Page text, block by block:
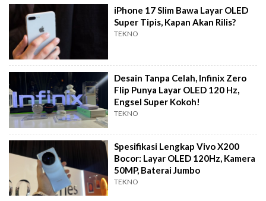
iPhone 17 Slim Bawa Layar OLED
Super Tipis, Kapan Akan Rilis?
TEKNO
Desain Tanpa Celah, Infinix Zero
Flip Punya Layar OLED 120 Hz,
Engsel Super Kokoh!
TEKNO
Spesifikasi Lengkap Vivo X200
Bocor: Layar OLED 120Hz, Kamera
50MP, Baterai Jumbo
TEKNO